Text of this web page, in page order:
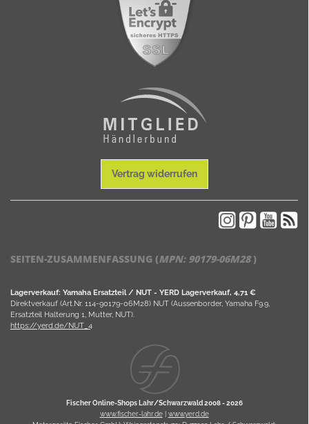
Vertrag widerrufen
SEITEN-ZUSAMMENFASSUNG (MPN: 90179-06M28)
Lagerverkauf: Yamaha Ersatzteil / NUT - YERD Lagerverkauf, 4,71 €
Direktverkauf (Art.Nr. 114-90179-06M28) NUT (Aussenborder, Yamaha F9.9,
Ersatzteil Halterung 1, Mutter, NUT).
https://yerd.de/NUT_4
Fischer Online-Shops Lahr/Schwarzwald 2008 -2026
www.fischer-lahr.de| www.yerd.de